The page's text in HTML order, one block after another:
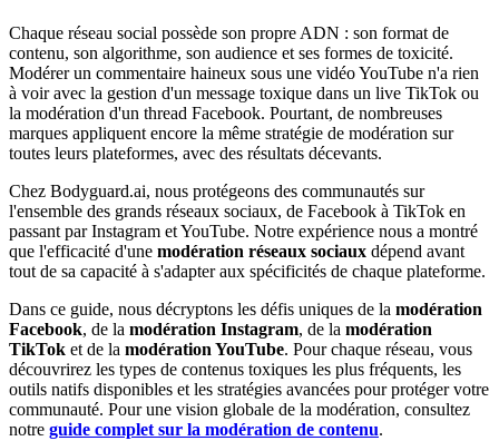
Chaque réseau social possède son propre ADN : son format de
contenu, son algorithme, son audience et ses formes de toxicité.
Modérer un commentaire haineux sous une vidéo YouTube n'a rien
à voir avec la gestion d'un message toxique dans un live TikTok ou
la modération d'un thread Facebook. Pourtant, de nombreuses
marques appliquent encore la même stratégie de modération sur
toutes leurs plateformes, avec des résultats décevants.
Chez Bodyguard.ai, nous protégeons des communautés sur
l'ensemble des grands réseaux sociaux, de Facebook à TikTok en
passant par Instagram et YouTube. Notre expérience nous a montré
que l'efficacité d'une modération réseaux sociaux dépend avant
tout de sa capacité à s'adapter aux spécificités de chaque plateforme.
Dans ce guide, nous décryptons les défis uniques de la modération
Facebook, de la modération Instagram, de la modération
TikTok et de la modération YouTube. Pour chaque réseau, vous
découvrirez les types de contenus toxiques les plus fréquents, les
outils natifs disponibles et les stratégies avancées pour protéger votre
communauté. Pour une vision globale de la modération, consultez
notre guide complet sur la modération de contenu.